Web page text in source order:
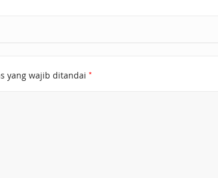
yang wajib ditandai *